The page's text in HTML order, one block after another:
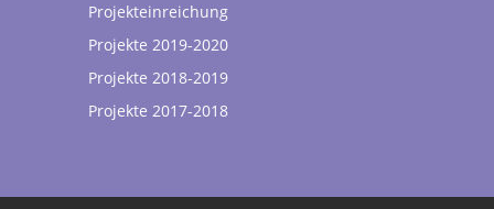
Projekteinreichung
Projekte 2019-2020
Projekte 2018-2019
Projekte 2017-2018